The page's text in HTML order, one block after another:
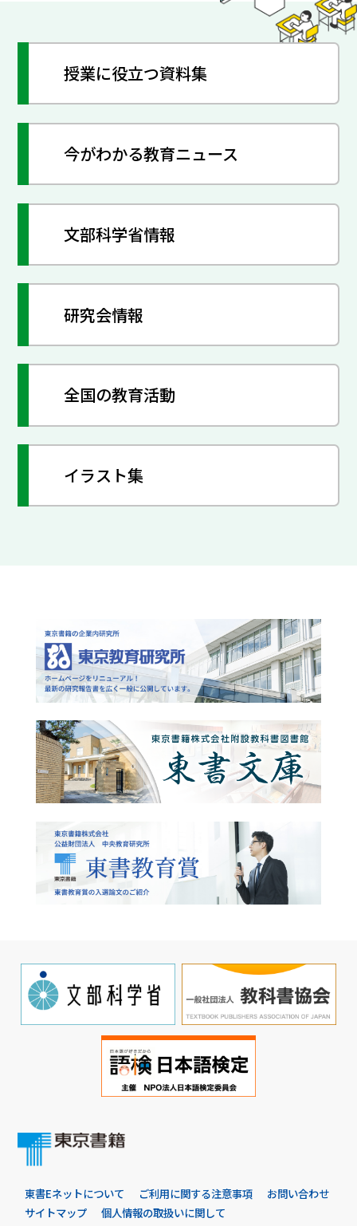
授業に役立つ資料集
今がわかる教育ニュース
文部科学省情報
研究会情報
全国の教育活動
イラスト集
東書Eネットについて ご利用に関する注意事項
お問い合わせ
サイトマップ
個人情報の取扱いに関して